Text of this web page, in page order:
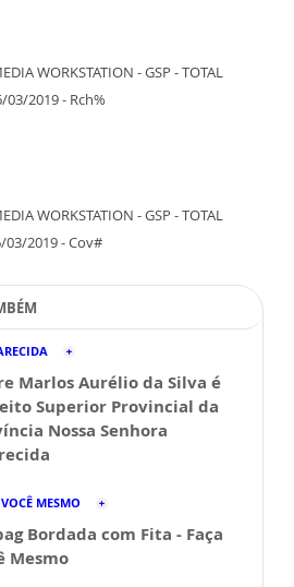
WORKSTATION - GSP - TOTAL
2019 - Rch%
WORKSTATION - GSP - TOTAL
03/2019 - Cov#
Marlos Aurélio da Silva é
Superior Provincial da
Nossa Senhora
MESMO
Bordada com Fita - Faça
Mesmo